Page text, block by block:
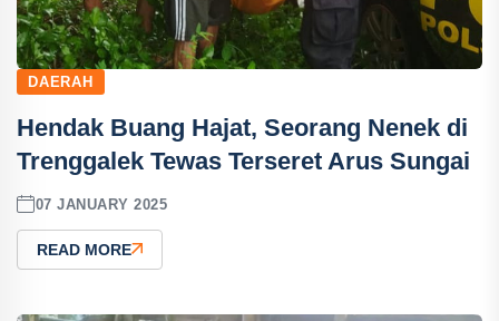
DAERAH
Hendak Buang Hajat, Seorang Nenek di
Trenggalek Tewas Terseret Arus Sungai
07 JANUARY 2025
READ MORE